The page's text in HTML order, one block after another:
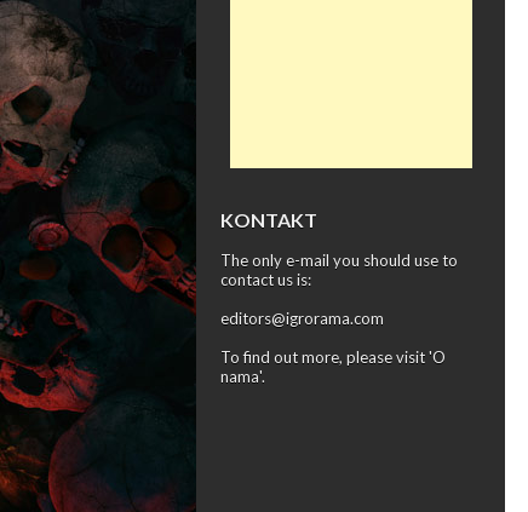
KONTAKT
The only e-mail you should use to
contact us is:
editors@igrorama.com
To find out more, please visit 'O
nama'.